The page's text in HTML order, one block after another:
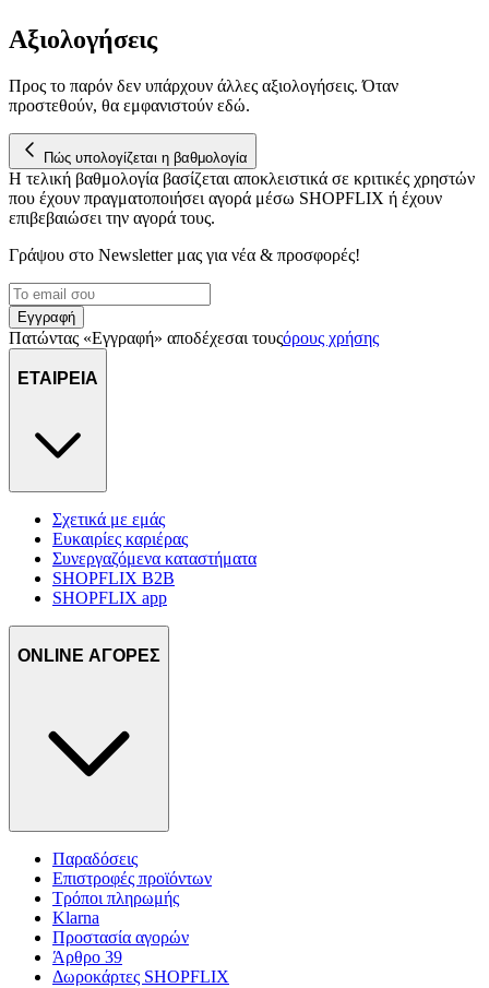
Αξιολογήσεις
Προς το παρόν δεν υπάρχουν άλλες αξιολογήσεις. Όταν
προστεθούν, θα εμφανιστούν εδώ.
Πώς υπολογίζεται η βαθμολογία
Η τελική βαθμολογία βασίζεται αποκλειστικά σε κριτικές χρηστών
που έχουν πραγματοποιήσει αγορά μέσω SHOPFLIX ή έχουν
επιβεβαιώσει την αγορά τους.
Γράψου στο Νewsletter μας για νέα & προσφορές!
Εγγραφή
Πατώντας «Εγγραφή» αποδέχεσαι τουςόρους χρήσης
ΕΤΑΙΡΕΙΑ
Σχετικά με εμάς
Ευκαιρίες καριέρας
Συνεργαζόμενα καταστήματα
SHOPFLIX B2B
SHOPFLIX app
ONLINE ΑΓΟΡΕΣ
Παραδόσεις
Επιστροφές προϊόντων
Τρόποι πληρωμής
Klarna
Προστασία αγορών
Άρθρο 39
Δωροκάρτες SHOPFLIX